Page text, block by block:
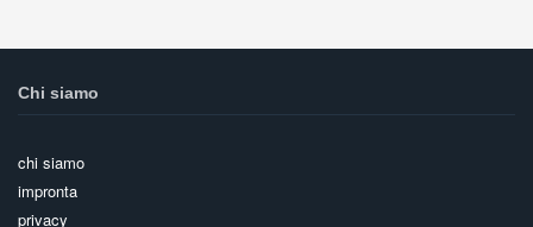
Chi siamo
chi siamo
impronta
privacy